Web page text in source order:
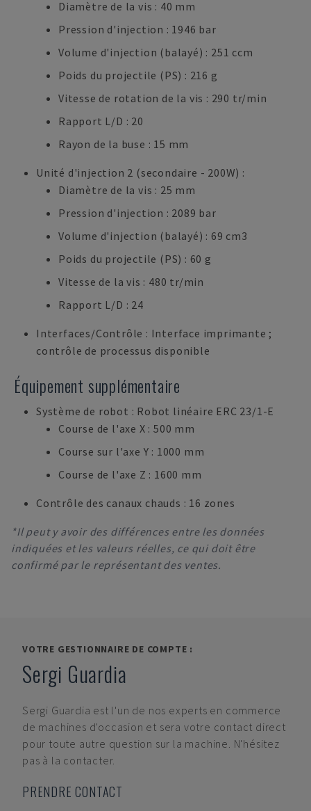
Diamètre de la vis : 40 mm
Pression d'injection : 1946 bar
Volume d'injection (balayé) : 251 ccm
Poids du projectile (PS) : 216 g
Vitesse de rotation de la vis : 290 tr/min
Rapport L/D : 20
Rayon de la buse : 15 mm
Unité d'injection 2 (secondaire - 200W) :
Diamètre de la vis : 25 mm
Pression d'injection : 2089 bar
Volume d'injection (balayé) : 69 cm3
Poids du projectile (PS) : 60 g
Vitesse de la vis : 480 tr/min
Rapport L/D : 24
Interfaces/Contrôle : Interface imprimante ;
contrôle de processus disponible
Équipement supplémentaire
Système de robot : Robot linéaire ERC 23/1-E
Course de l'axe X : 500 mm
Course sur l'axe Y : 1000 mm
Course de l'axe Z : 1600 mm
Contrôle des canaux chauds : 16 zones
*Il peut y avoir des différences entre les données
indiquées et les valeurs réelles, ce qui doit être
confirmé par le représentant des ventes.
VOTRE GESTIONNAIRE DE COMPTE :
Sergi Guardia
Sergi Guardia est l'un de nos experts en commerce
de machines d'occasion et sera votre contact direct
pour toute autre question sur la machine. N'hésitez
pas à la contacter.
PRENDRE CONTACT